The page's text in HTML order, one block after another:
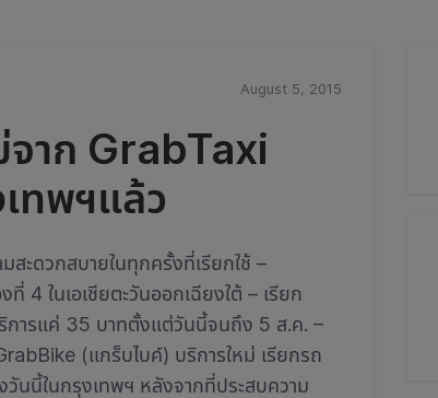
August 5, 2015
าก GrabTaxi
ทพฯแล้ว
สะดวกสบายในทุกครั้งที่เรียกใช้ –
4 ในเอเชียตะวันออกเฉียงใต้ – เรียก
การแค่ 35 บาทตั้งแต่วันนี้จนถึง 5 ส.ค. –
(แกร็บไบค์) บริการใหม่ เรียกรถ
วันนี้ในกรุงเทพฯ หลังจากที่ประสบความ